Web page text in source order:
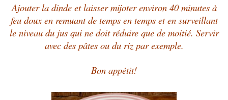
Ajouter la dinde et laisser mijoter environ 40 minutes à
feu doux en remuant de temps en temps et en surveillant
le niveau du jus qui ne doit réduire que de moitié. Servir
avec des pâtes ou du riz par exemple.
Bon appétit!